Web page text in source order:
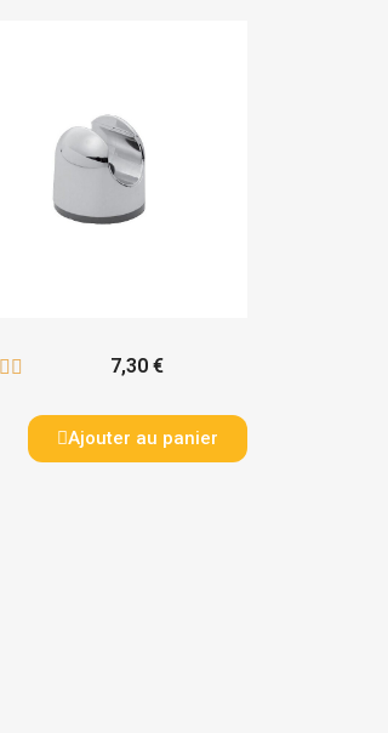
  7,30 €
Ajouter au panier